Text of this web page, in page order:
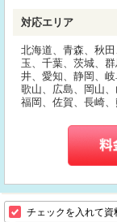
対応エリア
北海道、青森、秋
玉、千葉、茨城、
井、愛知、静岡、
歌山、広島、岡山
福岡、佐賀、長崎
チェックを入れて資